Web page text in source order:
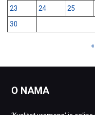
23
24 25
30
O NAMA